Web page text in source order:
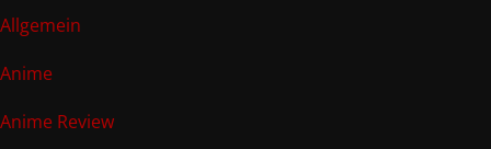
Allgemein
Anime
Anime Review